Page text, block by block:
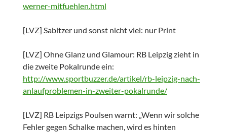
werner-mitfuehlen.html
[LVZ] Sabitzer und sonst nicht viel: nur Print
[LVZ] Ohne Glanz und Glamour: RB Leipzig zieht in
die zweite Pokalrunde ein:
http://www.sportbuzzer.de/artikel/rb-leipzig-nach-
anlaufproblemen-in-zweiter-pokalrunde/
[LVZ] RB Leipzigs Poulsen warnt: „Wenn wir solche
Fehler gegen Schalke machen, wird es hinten